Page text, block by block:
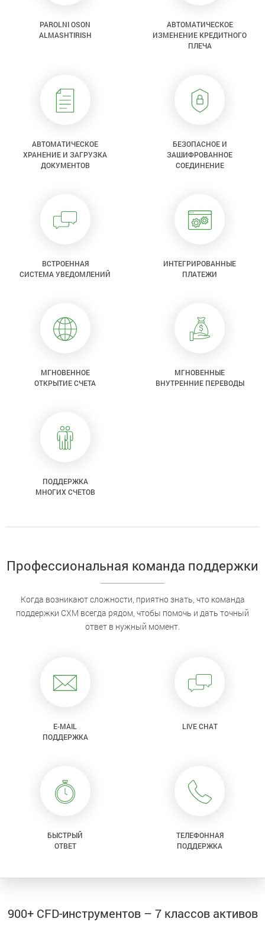
PAROLNI OSON
ALMASHTIRISH
АВТОМАТИЧЕСКОЕ
ИЗМЕНЕНИЕ КРЕДИТНОГО
ПЛЕЧА
АВТОМАТИЧЕСКОЕ
ХРАНЕНИЕ И ЗАГРУЗКА
ДОКУМЕНТОВ
БЕЗОПАСНОЕ И
ЗАШИФРОВАННОЕ
СОЕДИНЕНИЕ
ВСТРОЕННАЯ
СИСТЕМА УВЕДОМЛЕНИЙ
ИНТЕГРИРОВАННЫЕ
ПЛАТЕЖИ
МГНОВЕННОЕ
ОТКРЫТИЕ СЧЕТА
МГНОВЕННЫЕ
ВНУТРЕННИЕ ПЕРЕВОДЫ
ПОДДЕРЖКА
МНОГИХ СЧЕТОВ
Профессиональная команда поддержки
Когда возникают сложности, приятно знать, что команда
поддержки CXM всегда рядом, чтобы помочь и дать точный
ответ в нужный момент.
E-MAIL
ПОДДЕРЖКА
LIVE CHAT
БЫСТРЫЙ
ОТВЕТ
ТЕЛЕФОННАЯ
ПОДДЕРЖКА
900+ CFD-инструментов – 7 классов активов